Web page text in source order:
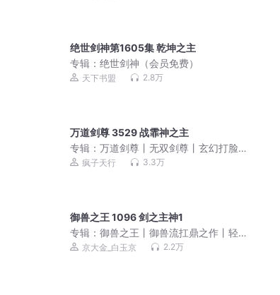
绝世剑神第1605集 乾坤之主
专辑：绝世剑神（会员免费）
天下书盟 2.8万
万道剑尊 3529 战霏神之主
专辑：万道剑尊丨无双剑尊丨玄幻打脸
修真爽文丨打死都要钱原著丨多人有声
疯子天行 3.3万
御兽之王 1096 剑之主神1
专辑：御兽之王丨御兽流扛鼎之作丨轻
松搞笑丨都市异能丨轻泉流响京大金丨
京大金_白玉京 2.2万